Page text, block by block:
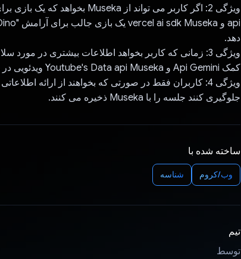
دهد.
ویژگی 3: زمانی که کاربر بخواهد اطلاعات بیشتری در
کمک Api Gemini و Youtube's Data api Museka ویدئویی در مورد آن در اختیار کاربر قرار می دهد.
ویژگی 4: کاربران فقط در صورتی که بخواهند از ارائه
جلوگیری کنند جلسه را با Museka ذخیره می کنند.
ساخته شده با
وب/کروم شناسه
تیم
توسط